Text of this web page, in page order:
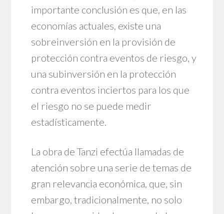
importante conclusión es que, en las
economías actuales, existe una
sobreinversión en la provisión de
protección contra eventos de riesgo, y
una subinversión en la protección
contra eventos inciertos para los que
el riesgo no se puede medir
estadísticamente.
La obra de Tanzi efectúa llamadas de
atención sobre una serie de temas de
gran relevancia económica, que, sin
embargo, tradicionalmente, no solo